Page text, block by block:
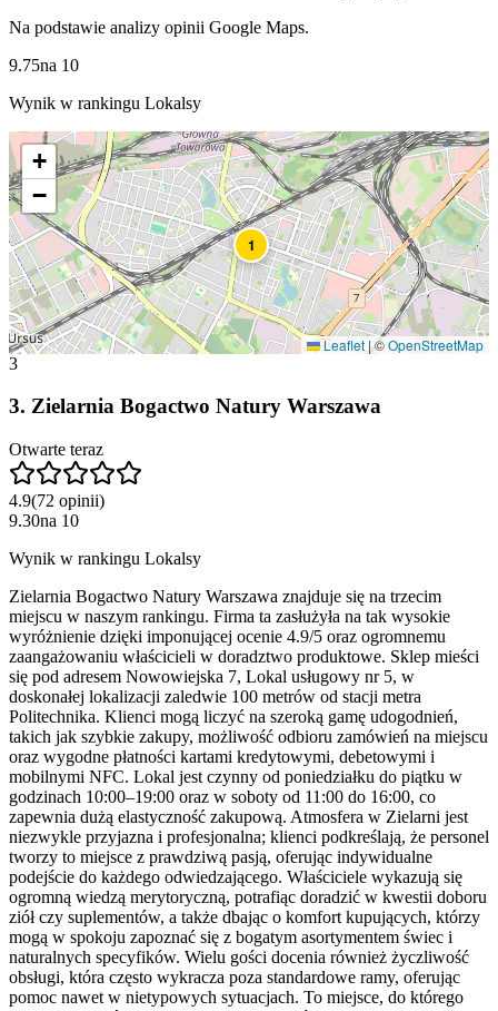
Na podstawie analizy opinii Google Maps.
9.75na 10
Wynik w rankingu Lokalsy
1
+
−
Leaflet |©OpenStreetMap
3
3. Zielarnia Bogactwo Natury Warszawa
Otwarte teraz
4.9(72 opinii)
9.30na 10
Wynik w rankingu Lokalsy
Zielarnia Bogactwo Natury Warszawa znajduje się na trzecim
miejscu w naszym rankingu. Firma ta zasłużyła na tak wysokie
wyróżnienie dzięki imponującej ocenie 4.9/5 oraz ogromnemu
zaangażowaniu właścicieli w doradztwo produktowe. Sklep mieści
się pod adresem Nowowiejska 7, Lokal usługowy nr 5, w
doskonałej lokalizacji zaledwie 100 metrów od stacji metra
Politechnika. Klienci mogą liczyć na szeroką gamę udogodnień,
takich jak szybkie zakupy, możliwość odbioru zamówień na miejscu
oraz wygodne płatności kartami kredytowymi, debetowymi i
mobilnymi NFC. Lokal jest czynny od poniedziałku do piątku w
godzinach 10:00–19:00 oraz w soboty od 11:00 do 16:00, co
zapewnia dużą elastyczność zakupową. Atmosfera w Zielarni jest
niezwykle przyjazna i profesjonalna; klienci podkreślają, że personel
tworzy to miejsce z prawdziwą pasją, oferując indywidualne
podejście do każdego odwiedzającego. Właściciele wykazują się
ogromną wiedzą merytoryczną, potrafiąc doradzić w kwestii doboru
ziół czy suplementów, a także dbając o komfort kupujących, którzy
mogą w spokoju zapoznać się z bogatym asortymentem świec i
naturalnych specyfików. Wielu gości docenia również życzliwość
obsługi, która często wykracza poza standardowe ramy, oferując
pomoc nawet w nietypowych sytuacjach. To miejsce, do którego